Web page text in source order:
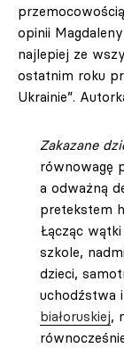
opinii
najlepiej ze
ostatnim roku
Ukrainie”.
Zakazane
równowagę
a odważną
pretekstem
Łącząc
szkole,
dzieci,
uchodźstwa i
białoruskiej,